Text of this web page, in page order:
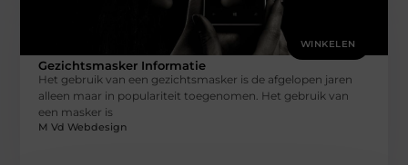
WINKELEN
Gezichtsmasker Informatie
Het gebruik van een gezichtsmasker is de afgelopen jaren
alleen maar in populariteit toegenomen. Het gebruik van
een masker is
M Vd Webdesign